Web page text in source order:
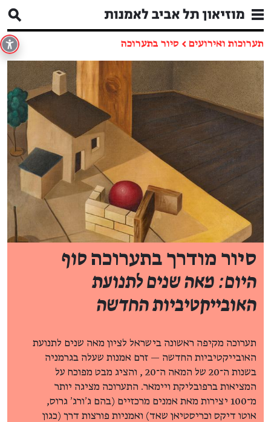
תערוכות ואירועים ← סיור בתערוכה
סיור מודרך בתערוכה סוף
היום: מאה שנים לתנועת
האובייקטיביות החדשה
תערוכה מקיפה ראשונה בישראל לציון מאה שנים לתנועת
האובייקטיביות החדשה — זרם אמנות שעלה בגרמניה
בשנות ה־20 של המאה ה־20 , והציג מבט מפוכח על
המציאות ברפובליקת ויימאר. התערוכה מציגה יותר
מ־100 יצירות מאת אמנים מרכזיים (בהם ג׳ורג׳ גרוס,
אוטו דיקס וכריסטיאן שאד) ואמניות פורצות דרך (כגון